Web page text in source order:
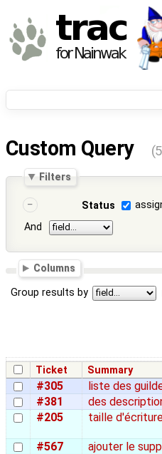
Custom Query
Filters
Status
And
Columns
Group results by
Ticket Summary
#305
liste des
#381
des
#205
taille
#567
ajouter le